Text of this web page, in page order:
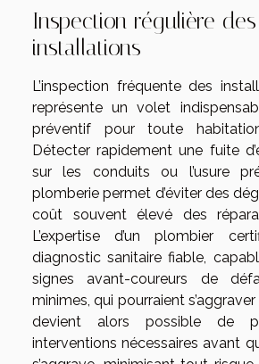
Inspection régulière des
installations
L’inspection fréquente des
représente un volet
préventif pour toute
Détecter rapidement une fuite
sur les conduits ou l’usure
plomberie permet d’éviter des
coût souvent élevé des
L’expertise d’un plombier
diagnostic sanitaire fiable,
signes avant-coureurs de
minimes, qui pourraient
devient alors possible de
interventions nécessaires avant